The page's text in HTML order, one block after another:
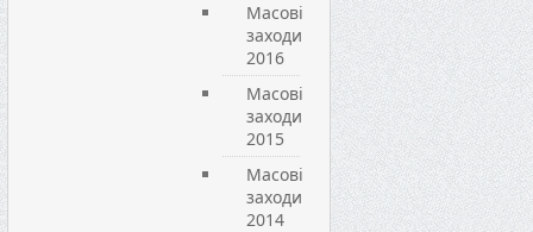
Масові
заходи
2016
Масові
заходи
2015
Масові
заходи
2014